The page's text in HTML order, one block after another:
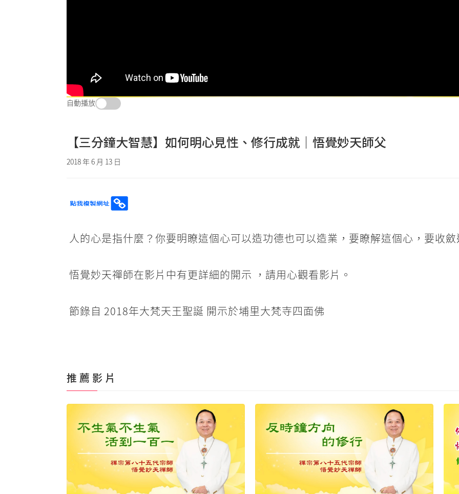
自動播放
【三分鐘大智慧】如何明心見性、修行成就｜悟覺妙天師父
2018 年 6 月 13 日
人的心是指什麼？你要明瞭這個心可以造功德也可以造業，要瞭解這個心，要收
悟覺妙天禪師在影片中有更詳細的開示 ，請用心觀看影片。
節錄自 2018年大梵天王聖誕 開示於埔里大梵寺四面佛
推 薦 影 片